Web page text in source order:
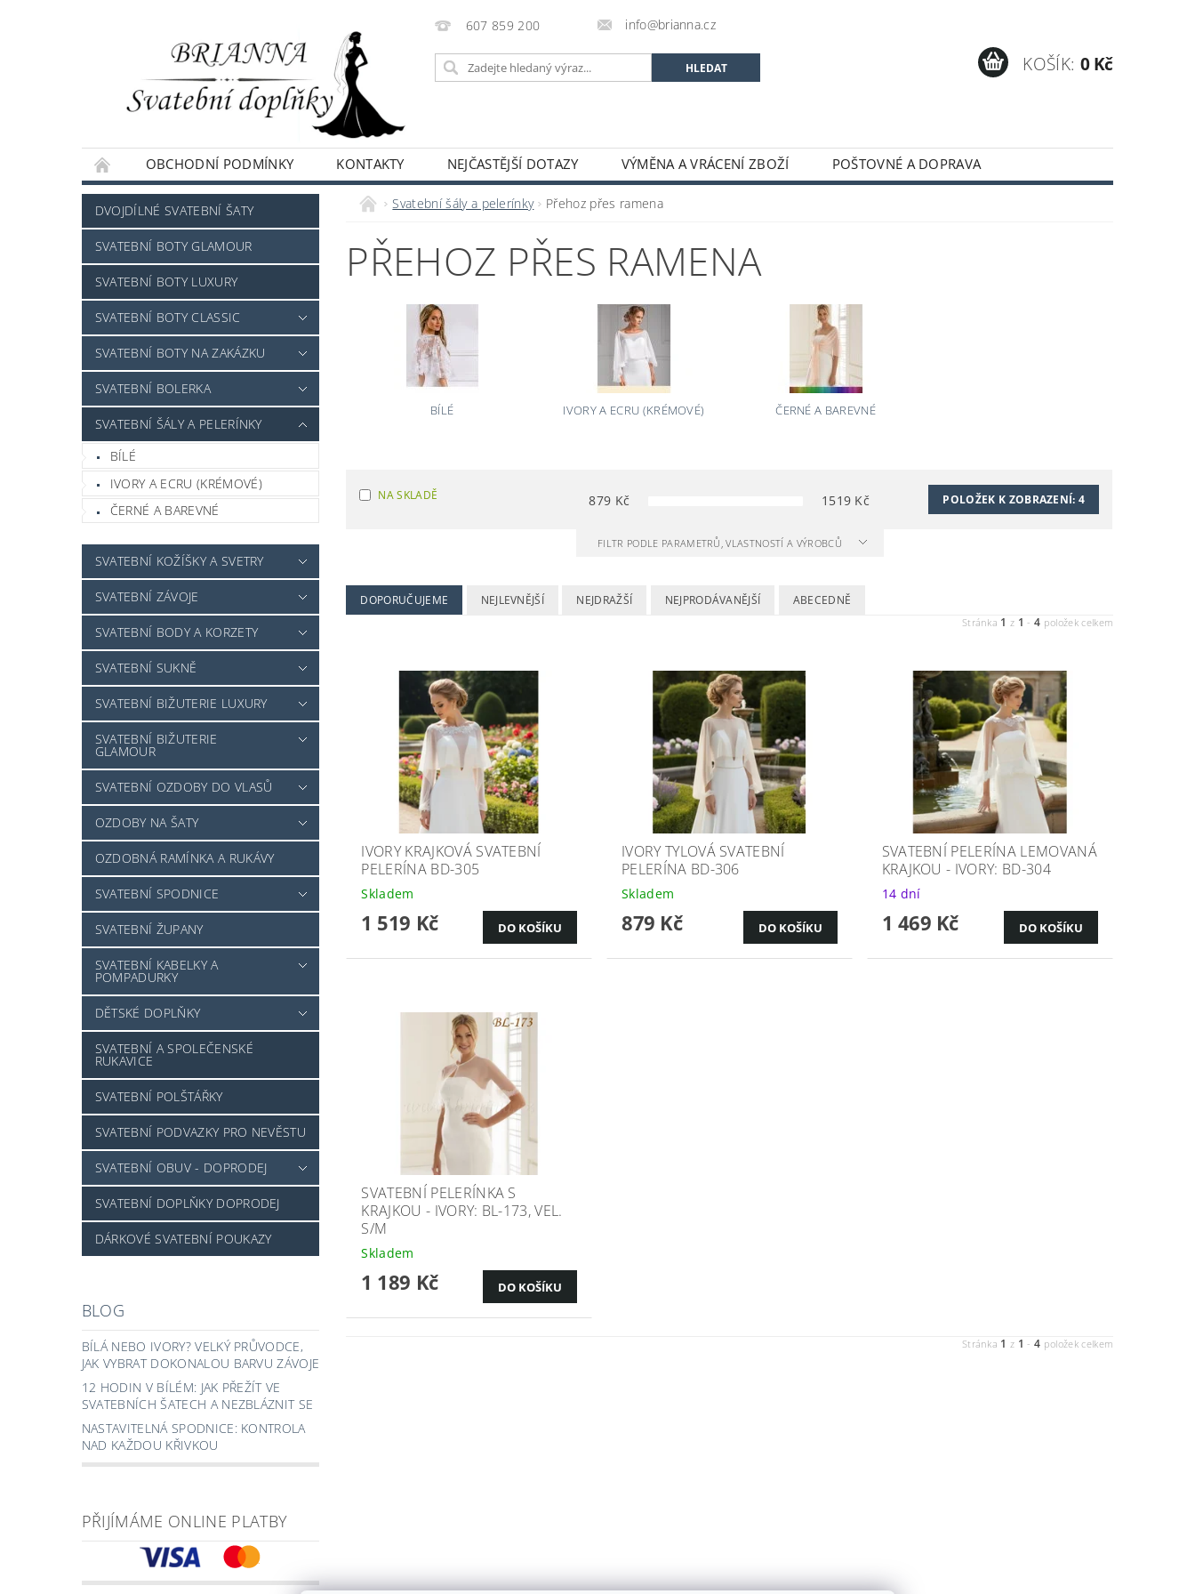
607 859 200 info@brianna.cz
KOŠÍK: 0 Kč
OBCHODNÍ PODMÍNKY KONTAKTY NEJČASTĚJŠÍ DOTAZY VÝMĚNA A VRÁCENÍ ZBOŽÍ
POŠTOVNÉ A DOPRAVA
NAPIŠTE NÁM
DVOJDÍLNÉ SVATEBNÍ ŠATY
SVATEBNÍ BOTY GLAMOUR
SVATEBNÍ BOTY LUXURY
SVATEBNÍ BOTY CLASSIC
SVATEBNÍ BOTY NA ZAKÁZKU
SVATEBNÍ BOLERKA
SVATEBNÍ ŠÁLY A PELERÍNKY
BÍLÉ
IVORY A ECRU (KRÉMOVÉ)
ČERNÉ A BAREVNÉ
SVATEBNÍ KOŽÍŠKY A SVETRY
SVATEBNÍ ZÁVOJE
SVATEBNÍ BODY A KORZETY
SVATEBNÍ SUKNĚ
SVATEBNÍ BIŽUTERIE LUXURY
SVATEBNÍ BIŽUTERIE
GLAMOUR
SVATEBNÍ OZDOBY DO VLASŮ
OZDOBY NA ŠATY
OZDOBNÁ RAMÍNKA A RUKÁVY
SVATEBNÍ SPODNICE
SVATEBNÍ ŽUPANY
SVATEBNÍ KABELKY A
POMPADURKY
DĚTSKÉ DOPLŇKY
SVATEBNÍ A SPOLEČENSKÉ
RUKAVICE
SVATEBNÍ POLŠTÁŘKY
SVATEBNÍ PODVAZKY PRO NEVĚSTU
SVATEBNÍ OBUV - DOPRODEJ
SVATEBNÍ DOPLŇKY DOPRODEJ
DÁRKOVÉ SVATEBNÍ POUKAZY
BLOG
BÍLÁ NEBO IVORY? VELKÝ PRŮVODCE,
JAK VYBRAT DOKONALOU BARVU ZÁVOJE
12 HODIN V BÍLÉM: JAK PŘEŽÍT VE
SVATEBNÍCH ŠATECH A NEZBLÁZNIT SE
NASTAVITELNÁ SPODNICE: KONTROLA
NAD KAŽDOU KŘIVKOU
PŘIJÍMÁME ONLINE PLATBY
Svatební šály a pelerínky Přehoz přes ramena
PŘEHOZ PŘES RAMENA
BÍLÉ IVORY A ECRU (KRÉMOVÉ) ČERNÉ A BAREVNÉ
NA SKLADĚ 879 Kč 1519 Kč POLOŽEK K ZOBRAZENÍ:4
FILTR PODLE PARAMETRŮ, VLASTNOSTÍ A VÝROBCŮ
DOPORUČUJEME NEJLEVNĚJŠÍ NEJDRAŽŠÍ NEJPRODÁVANĚJŠÍ ABECEDNĚ
Stránka 1 z 1 -4 položek celkem
IVORY KRAJKOVÁ SVATEBNÍ
PELERÍNA BD-305
Skladem
1 519 Kč
IVORY TYLOVÁ SVATEBNÍ
PELERÍNA BD-306
Skladem
879 Kč
SVATEBNÍ PELERÍNA LEMOVANÁ
KRAJKOU - IVORY: BD-304
14 dní
1 469 Kč
SVATEBNÍ PELERÍNKA S
KRAJKOU - IVORY: BL-173, VEL.
S/M
Skladem
1 189 Kč
Stránka 1 z 1 -4 položek celkem